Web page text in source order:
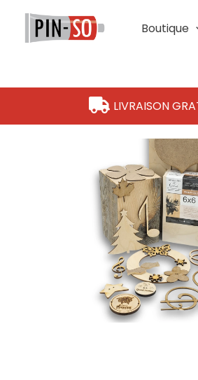
contenu
Boutique
LIVRAISON